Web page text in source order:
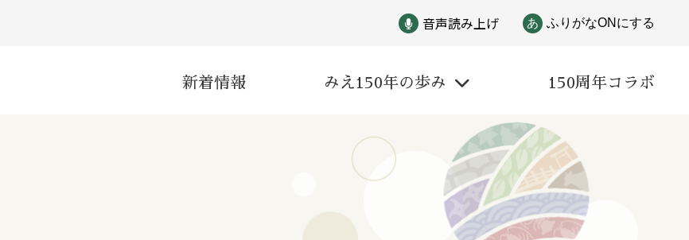
音声読み上げ あ ふりがなONにする
新着情報 みえ150年の歩み 150周年コラボ